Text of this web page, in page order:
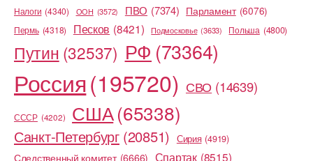
Налоги (4340) ООН (3572) ПВО (7374) Парламент (6076)
Пермь (4318) Песков (8421) Подмосковье (3633) Польша (4800)
Путин (32537) РФ (73364)
Россия(195720) СВО (14639)
СССР (4202) США(65338)
Санкт-Петербург (20851) Сирия (4919)
Следственный комитет (6666) Спартак (8515)